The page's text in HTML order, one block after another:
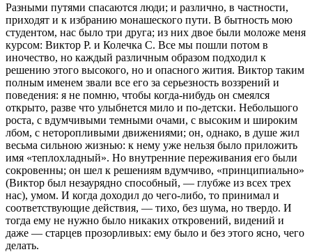
Разными путями спасаются люди; и различно, в частности,
приходят и к избранию монашеского пути. В бытность мою
студентом, нас было три друга; из них двое были моложе меня
курсом: Виктор Р. и Колечка С. Все мы пошли потом в
иночество, но каждый различным образом подходил к
решению этого высокого, но и опасного жития. Виктор таким
полным именем звали все его за серьезность воззрений и
поведения: я не помню, чтобы когда-нибудь он смеялся
открыто, разве что улыбнется мило и по-детски. Небольшого
роста, с вдумчивыми темными очами, с высоким и широким
лбом, с неторопливыми движениями; он, однако, в душе жил
весьма сильною жизнью: к нему уже нельзя было приложить
имя «теплохладный». Но внутренние переживания его были
сокровенны; он шел к решениям вдумчиво, «принципиально»
(Виктор был незаурядно способный, — глубже из всех трех
нас), умом. И когда доходил до чего-либо, то принимал и
соответствующие действия, — тихо, без шума, но твердо. И
тогда ему не нужно было никаких откровений, видений и
даже — старцев прозорливых: ему было и без этого ясно, чего
делать.